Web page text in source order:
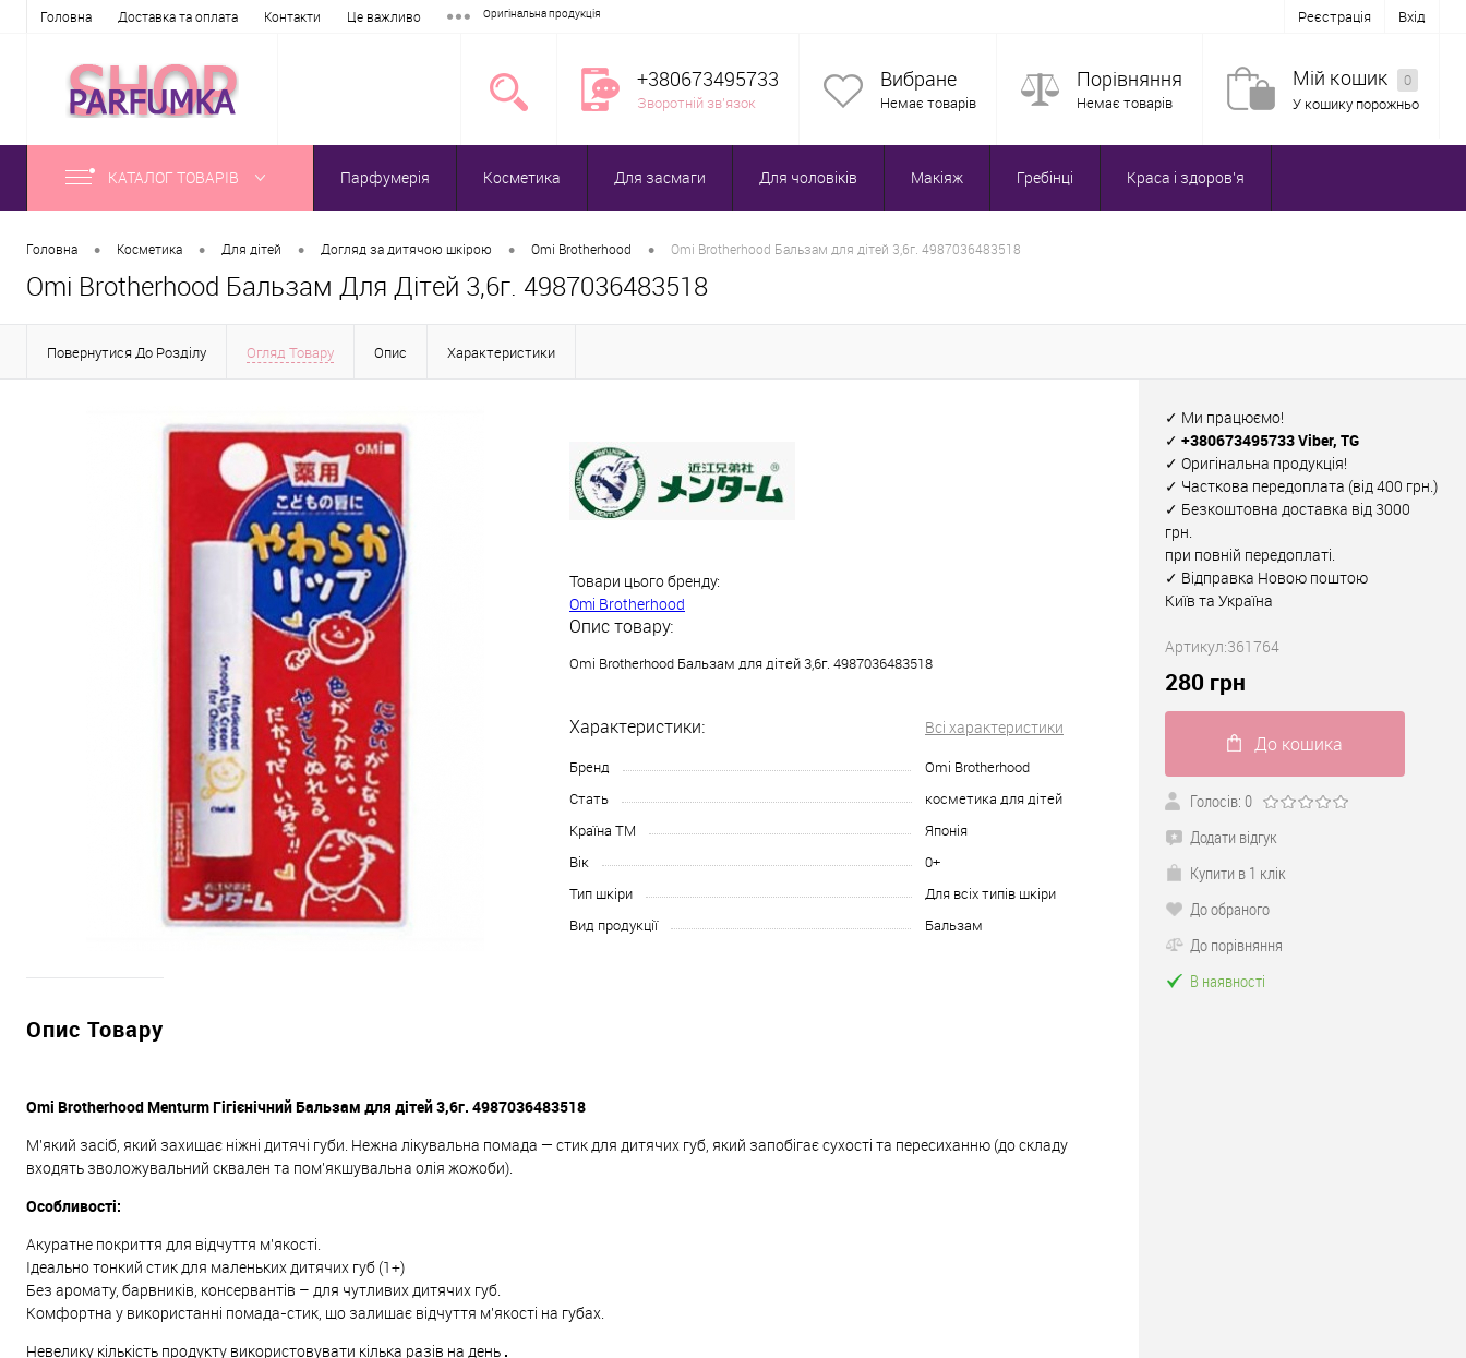
Головна Доставка та оплата Контакти Це важливо Оригінальна продукція Реєстрація Вхід
+380673495733
Зворотній зв'язок
Вибране
Немає товарів
Порівняння
Немає товарів
Мій кошик
0
У кошику порожньо
КАТАЛОГ ТОВАРІВ Парфумерія Косметика Для засмаги Для чоловіків Макіяж Гребінці Краса і здоров'я
Головна • Косметика • Для дітей • Догляд за дитячою шкірою • Omi Brotherhood • Omi Brotherhood Бальзам для дітей 3,6г. 4987036483518
Omi Brotherhood Бальзам Для Дітей 3,6г. 4987036483518
Повернутися До Розділу Огляд Товару Опис Характеристики
Товари цього бренду:
Omi Brotherhood
Опис товару:
Omi Brotherhood Бальзам для дітей 3,6г. 4987036483518
Характеристики: Всі характеристики
Бренд
Omi Brotherhood
Стать
косметика для дітей
Країна ТМ
Японія
Вік
0+
Тип шкіри
Для всіх типів шкіри
Вид продукції
Бальзам
Опис Товару
Omi Brotherhood Menturm Гігієнічний Бальзам для дітей 3,6г. 4987036483518
М'який засіб, який захищає ніжні дитячі губи. Нежна лікувальна помада — стик для дитячих губ, який запобігає сухості та пересиханню (до складу
входять зволожувальний сквален та пом'якшувальна олія жожоби).
Особливості:
Акуратне покриття для відчуття м'якості.
Ідеально тонкий стик для маленьких дитячих губ (1+)
Без аромату, барвників, консервантів – для чутливих дитячих губ.
Комфортна у використанні помада-стик, що залишає відчуття м'якості на губах.
Невелику кількість продукту використовувати кілька разів на день .
✓ Ми працюємо!
✓ +380673495733 Viber, TG
✓ Оригінальна продукція!
✓ Часткова передоплата (від 400 грн.)
✓ Безкоштовна доставка від 3000
грн.
при повній передоплаті.
✓ Відправка Новою поштою
Київ та Україна
Артикул:361764
280 грн
До кошика
Голосів: 0
Додати відгук
Купити в 1 клік
До обраного
До порівняння
В наявності